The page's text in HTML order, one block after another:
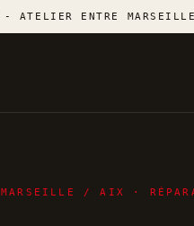
- ATELIER ENTRE
/ AIX ·